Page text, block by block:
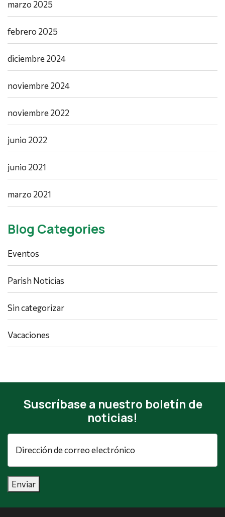
marzo 2025
febrero 2025
diciembre 2024
noviembre 2024
noviembre 2022
junio 2022
junio 2021
marzo 2021
Blog Categories
Eventos
Parish Noticias
Sin categorizar
Vacaciones
Suscríbase a nuestro boletín de
noticias!
de
Enviar